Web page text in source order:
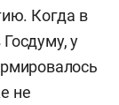
Когда в
у
не